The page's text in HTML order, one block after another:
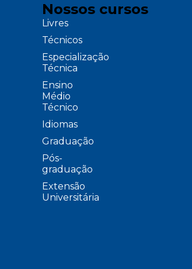
Nossos cursos
Livres
Técnicos
Especialização
Técnica
Ensino
Médio
Técnico
Idiomas
Graduação
Pós-
graduação
Extensão
Universitária